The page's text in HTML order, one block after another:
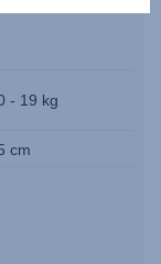
- 19 kg
cm